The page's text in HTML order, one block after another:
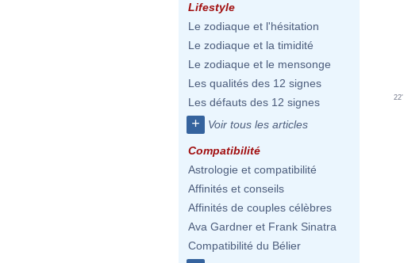
Lifestyle
Le zodiaque et l'hésitation
Le zodiaque et la timidité
Le zodiaque et le mensonge
Les qualités des 12 signes
Les défauts des 12 signes
+ Voir tous les articles
Compatibilité
Astrologie et compatibilité
Affinités et conseils
Affinités de couples célèbres
Ava Gardner et Frank Sinatra
Compatibilité du Bélier
22'